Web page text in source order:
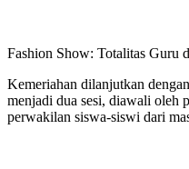
Fashion Show: Totalitas Guru
Kemeriahan dilanjutkan
menjadi dua sesi, diawali oleh
perwakilan siswa-siswi dari